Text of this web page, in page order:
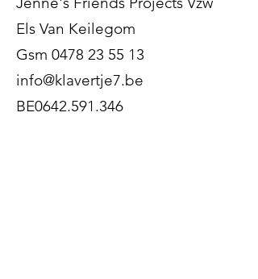
Els Van Keilegom
Gsm 0478 23 55 13
info@klavertje7.be
BE0642.591.346